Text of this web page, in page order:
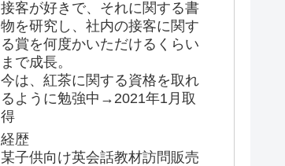
接客が好きで、それに関する書
物を研究し、社内の接客に関す
る賞を何度かいただけるくらい
まで成長。
今は、紅茶に関する資格を取れ
るように勉強中→2021年1月取
得
経歴
某子供向け英会話教材訪問販売